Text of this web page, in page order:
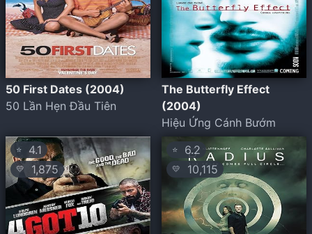
50 First Dates (2004)
50 Lần Hẹn Đầu Tiên
The Butterfly Effect
(2004)
Hiệu Ứng Cánh Bướm
⭐ 4.1
💛 1,875
⭐ 6.2
💛 10,115